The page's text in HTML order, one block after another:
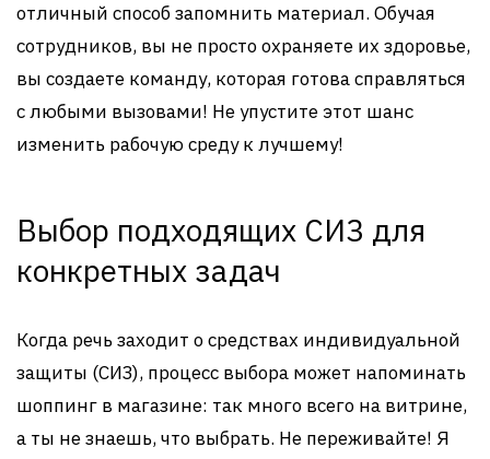
отличный способ запомнить материал. Обучая
сотрудников, вы не просто охраняете их здоровье,
вы создаете команду, которая готова справляться
с любыми вызовами! Не упустите этот шанс
изменить рабочую среду к лучшему!
Выбор подходящих СИЗ для
конкретных задач
Когда речь заходит о средствах индивидуальной
защиты (СИЗ), процесс выбора может напоминать
шоппинг в магазине: так много всего на витрине,
а ты не знаешь, что выбрать. Не переживайте! Я